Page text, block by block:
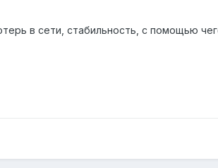
в сети, стабильность, с помощью